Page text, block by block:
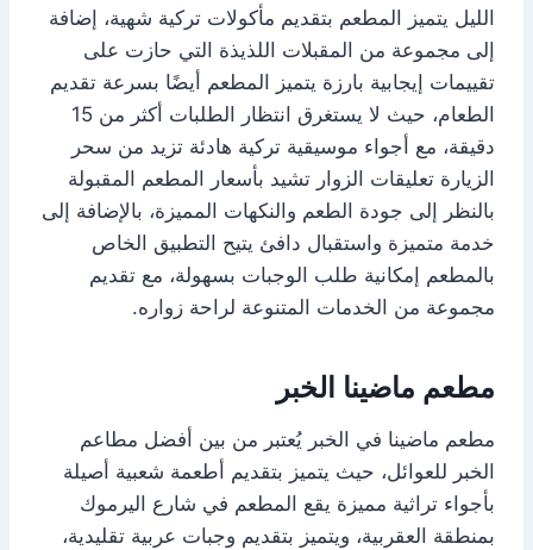
الليل يتميز المطعم بتقديم مأكولات تركية شهية، إضافة
إلى مجموعة من المقبلات اللذيذة التي حازت على
تقييمات إيجابية بارزة يتميز المطعم أيضًا بسرعة تقديم
الطعام، حيث لا يستغرق انتظار الطلبات أكثر من 15
دقيقة، مع أجواء موسيقية تركية هادئة تزيد من سحر
الزيارة تعليقات الزوار تشيد بأسعار المطعم المقبولة
بالنظر إلى جودة الطعم والنكهات المميزة، بالإضافة إلى
خدمة متميزة واستقبال دافئ يتيح التطبيق الخاص
بالمطعم إمكانية طلب الوجبات بسهولة، مع تقديم
مجموعة من الخدمات المتنوعة لراحة زواره.
مطعم ماضينا الخبر
مطعم ماضينا في الخبر يُعتبر من بين أفضل مطاعم
الخبر للعوائل، حيث يتميز بتقديم أطعمة شعبية أصيلة
بأجواء تراثية مميزة يقع المطعم في شارع اليرموك
بمنطقة العقربية، ويتميز بتقديم وجبات عربية تقليدية،